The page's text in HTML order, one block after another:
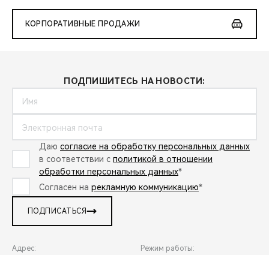
КОРПОРАТИВНЫЕ ПРОДАЖИ
ПОДПИШИТЕСЬ НА НОВОСТИ:
Даю согласие на обработку персональных данных
в соответствии с политикой в отношении
обработки персональных данных*
Согласен на рекламную коммуникацию*
ПОДПИСАТЬСЯ
Адрес: Режим работы: